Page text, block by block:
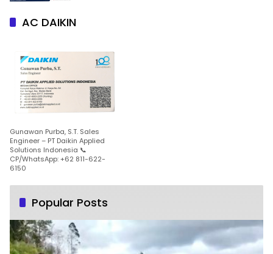
AC DAIKIN
Gunawan Purba, S.T. Sales
Engineer – PT Daikin Applied
Solutions Indonesia 📞
CP/WhatsApp: +62 811-622-
6150
Popular Posts